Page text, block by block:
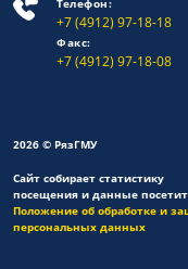
+7 (4912) 97-18-18
Факс:
+7 (4912) 97-18-08
2026 © РязГМУ
Сайт собирает статистику
посещения и данные
Положение об обработке и
персональных данных